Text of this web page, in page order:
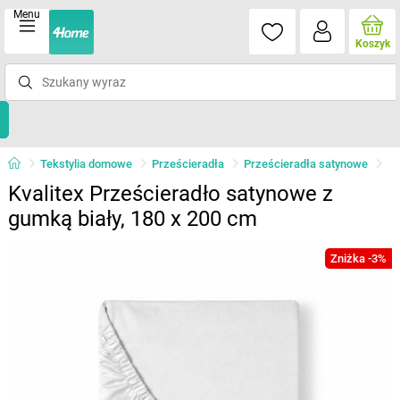
Menu
Koszyk
Tekstylia domowe Prześcieradła Prześcieradła satynowe
Kvalitex Prześcieradło satynowe z
gumką biały, 180 x 200 cm
Zniżka -3%